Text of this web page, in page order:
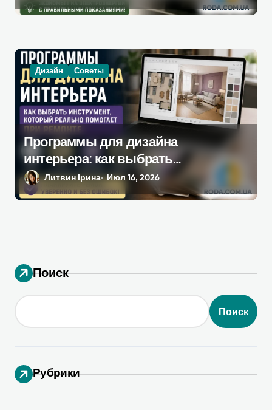
Дизайн Советы
Программы для дизайна
интерьера: как выбрать
инструмент, который
действительно поможет при
Литвин Ірина Июл 16, 2026
Поиск
Поиск
Рубрики